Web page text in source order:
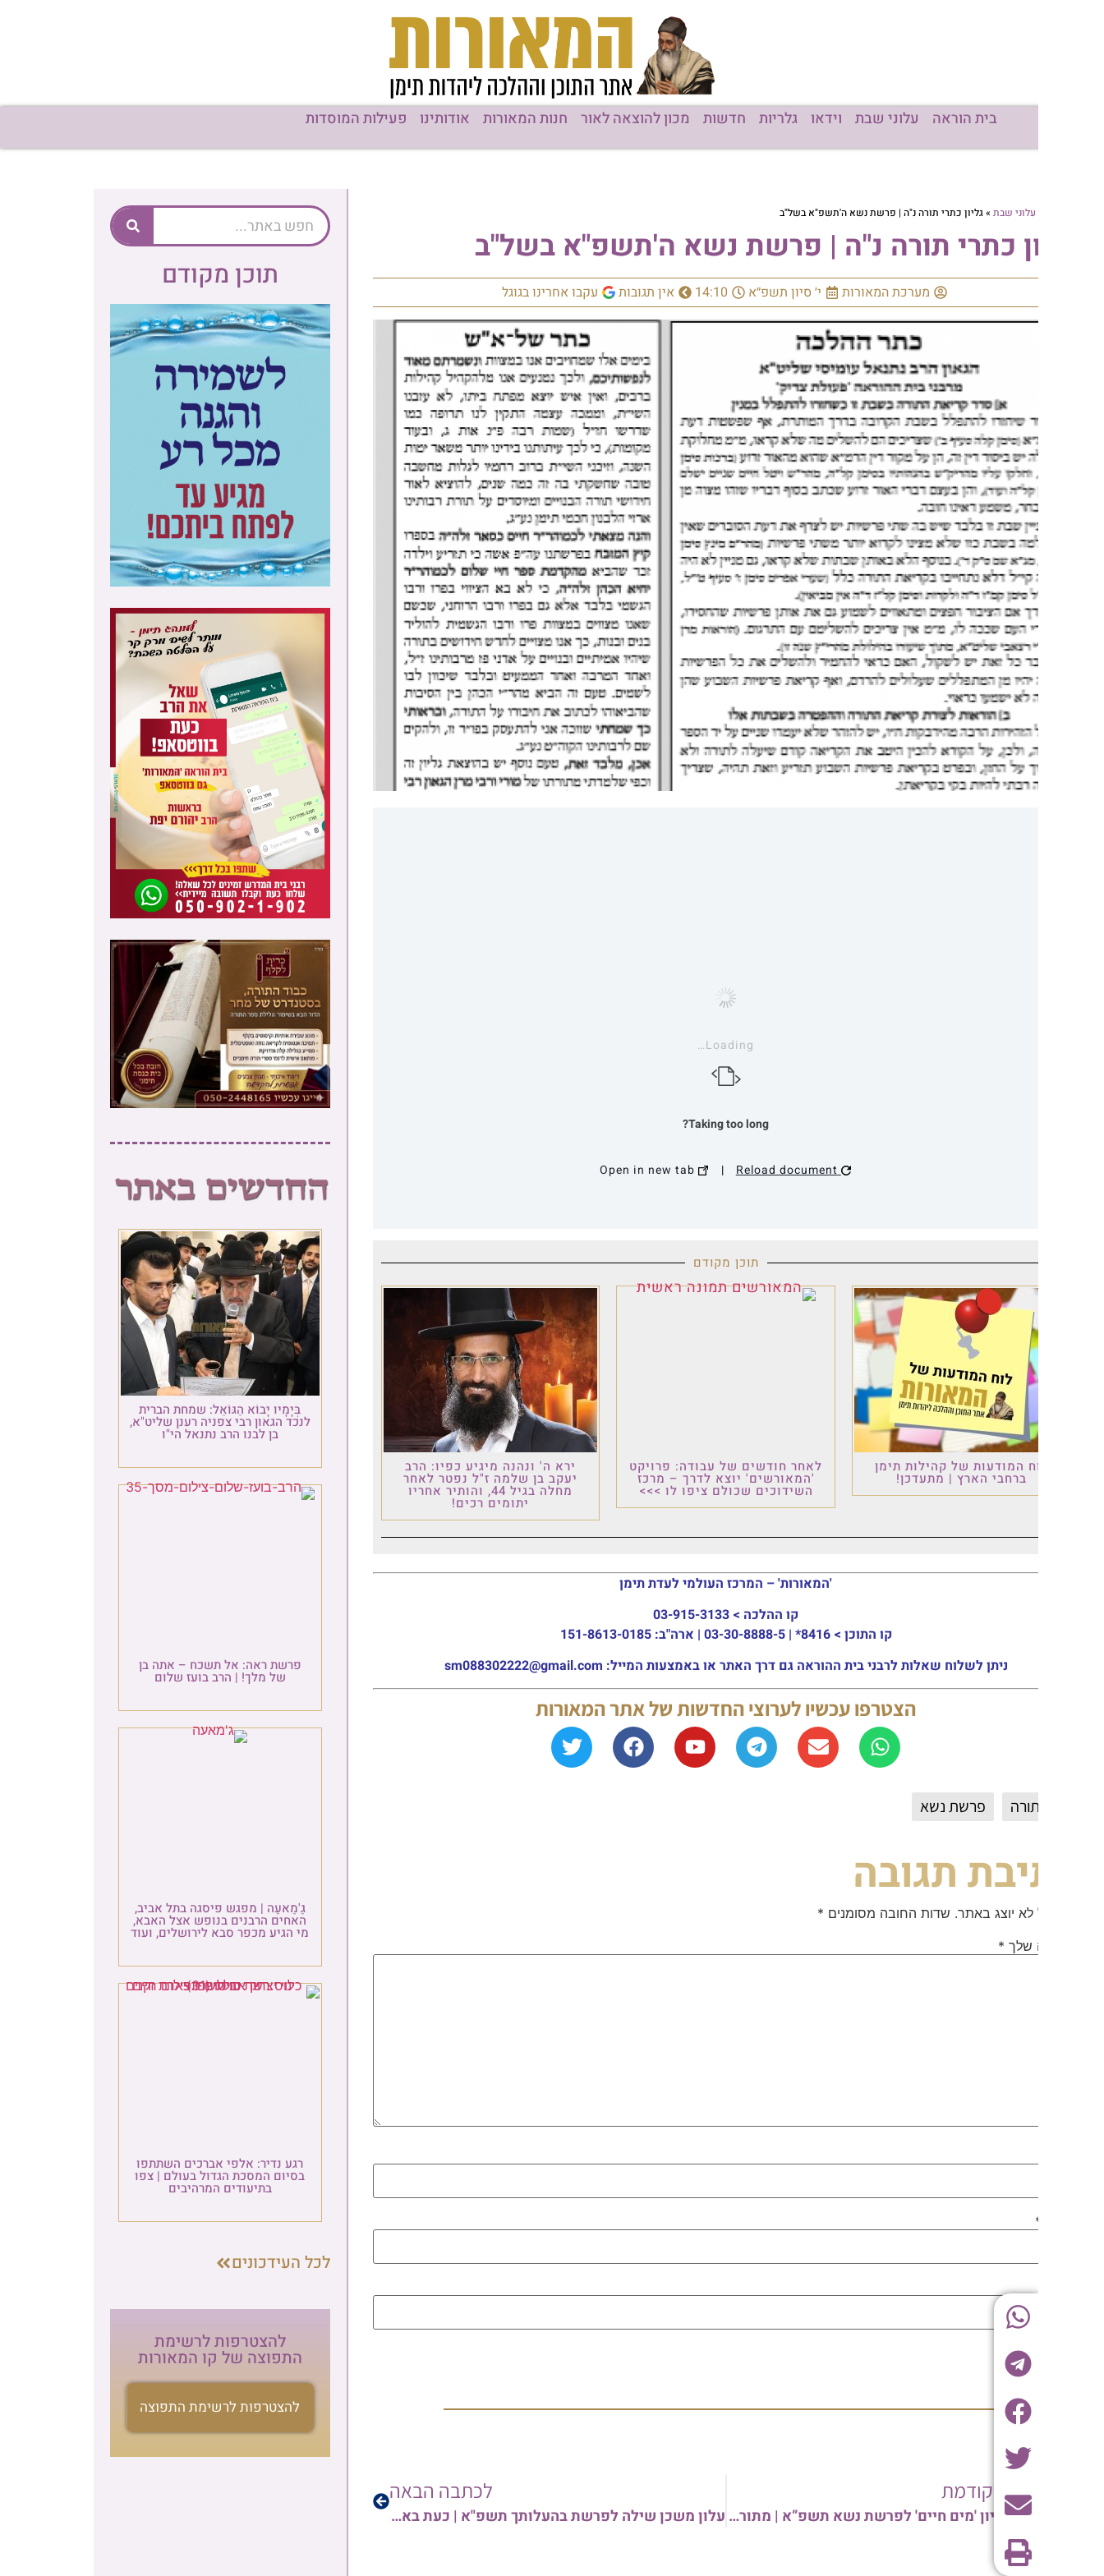
עלוני שבת וידאו גלריות חדשות מכון להוצאה לאור חנות המאורות אודותינו פעילות המוסדות
גליון כתרי תורה נ"ה | פרשת נשא ה'תשפ"א בשל"ב
כתרי תורה נ"ה | פרשת נשא ה'תשפ"א בשל"ב
מערכת המאורות י׳ סיון תשפ״א 14:10 אין תגובות עקבו אחרינו בגוגל
Taking too long?
|
Open in new tab
תוכן מקודם
המודעות של קהילות תימן
ברחבי הארץ | מתעדכן!
לאחר חודשים של עבודה: פרויקט
'המאורשים' יוצא לדרך – מרכז
השידוכים שכולם ציפו לו >>>
ירא ה' ונהנה מיגיע כפיו: הרב
יעקב בן שלמה ז"ל נפטר לאחר
מחלה בגיל 44, והותיר אחריו
יתומים רכים!
'המאורות' – המרכז העולמי לעדת תימן
03-915-3133
8416* | 03-30-8888-5 | ארה"ב: 151-8613-0185
ניתן לשלוח שאלות לרבני בית ההוראה גם דרך האתר או באמצעות המייל: sm088302222@gmail.com
הצטרפו עכשיו לערוצי החדשות של אתר המאורות
פרשת נשא
תגובה
לא יוצג באתר. שדות החובה מסומנים*
הקודמת
לצפיה: גיליון 'מים חיים' לפרשת נשא תשפ”א | מתורתו של הגאון הרב שלמה יהודה – הינוקא | לעיון והורדה
לכתבה הבאה
עלון משכן שילה לפרשת בהעלותך תשפ"א | כעת באתר המאורות
תוכן מקודם
בְּיָמָיו יָבוֹא הַגּוֹאֵל: שמחת הברית
לנכד הגאון רבי צפניה רענן שליט"א,
בן לבנו הרב נתנאל הי"ו
פרשת ראה: אל תשכח – אתה בן
של מלך! | הרב בועז שלום
גַ'מַאעַה | מפגש פיסגה בתל אביב,
האחים הרבנים בנופש אצל האבא,
מי הגיע מכפר סבא לירושלים, ועוד
רגע נדיר: אלפי אברכים השתתפו
בסיום המסכת הגדול בעולם | צפו
בתיעודים המרהיבים
לכל העידכונים
להצטרפות לרשימת
התפוצה של קו המאורות
להצטרפות לרשימת התפוצה